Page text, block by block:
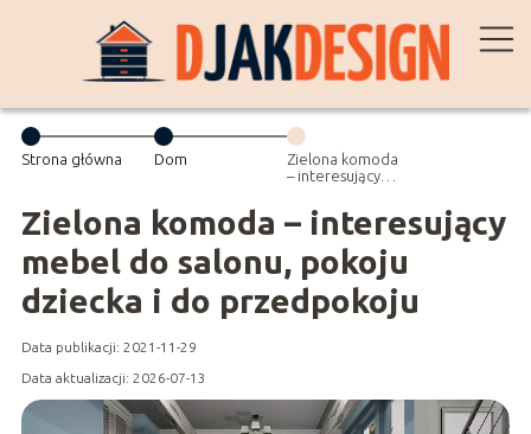
Strona główna Dom
Zielona komoda
– interesujący
salonu, pokoju
dziecka i do
Zielona komoda – interesujący
mebel do salonu, pokoju
dziecka i do przedpokoju
Data publikacji: 2021-11-29
Data aktualizacji: 2026-07-13